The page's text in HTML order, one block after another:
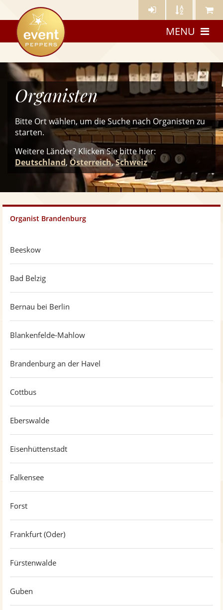
Künstler- Künstler Meine
eventpeppers
MENU
Organisten
Bitte Ort wählen, um die Suche nach Organisten zu
starten.
Weitere Länder? Klicken Siebittehier:
Deutschland, Österreich,Schweiz
Organist Brandenburg
Beeskow
Bad Belzig
Bernau bei Berlin
Blankenfelde-Mahlow
Brandenburg an der Havel
Cottbus
Eberswalde
Eisenhüttenstadt
Falkensee
Forst
Frankfurt (Oder)
Fürstenwalde
Guben